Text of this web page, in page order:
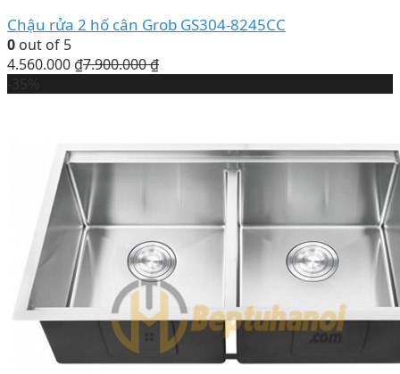
Chậu rửa 2 hố cân Grob GS304-8245CC
0 out of 5
4.560.000 ₫7.900.000₫